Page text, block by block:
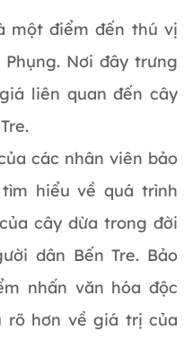
một điểm đến thú vị
Nơi đây trưng
liên quan đến cây
các nhân viên bảo
hiểu về quá trình
cây dừa trong đời
dân Bến Tre. Bảo
nhấn văn hóa độc
rõ hơn về giá trị của